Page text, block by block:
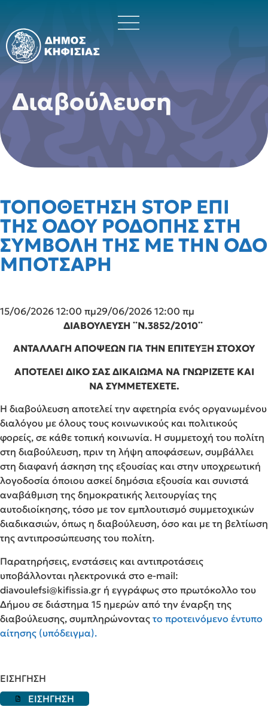
Διαβούλευση
ΤΟΠΟΘΕΤΗΣΗ STOP ΕΠΙ
ΤΗΣ ΟΔΟΥ ΡΟΔΟΠΗΣ ΣΤΗ
ΣΥΜΒΟΛΗ ΤΗΣ ΜΕ ΤΗΝ ΟΔΟ
ΜΠΟΤΣΑΡΗ
15/06/2026 12:00 πμ29/06/2026 12:00 πμ
ΔΙΑΒΟΥΛΕΥΣΗ ¨Ν.3852/2010¨
ΑΝΤΑΛΛΑΓΗ ΑΠΟΨΕΩΝ ΓΙΑ ΤΗΝ ΕΠΙΤΕΥΞΗ ΣΤΟΧΟΥ
ΑΠΟΤΕΛΕΙ ΔΙΚΟ ΣΑΣ ΔΙΚΑΙΩΜΑ ΝΑ ΓΝΩΡΙΖΕΤΕ ΚΑΙ
ΝΑ ΣΥΜΜΕΤΕΧΕΤΕ.
Η διαβούλευση αποτελεί την αφετηρία ενός οργανωμένου
διαλόγου με όλους τους κοινωνικούς και πολιτικούς
φορείς, σε κάθε τοπική κοινωνία. Η συμμετοχή του πολίτη
στη διαβούλευση, πριν τη λήψη αποφάσεων, συμβάλλει
στη διαφανή άσκηση της εξουσίας και στην υποχρεωτική
λογοδοσία όποιου ασκεί δημόσια εξουσία και συνιστά
αναβάθμιση της δημοκρατικής λειτουργίας της
αυτοδιοίκησης, τόσο με τον εμπλουτισμό συμμετοχικών
διαδικασιών, όπως η διαβούλευση, όσο και με τη βελτίωση
της αντιπροσώπευσης του πολίτη.
Παρατηρήσεις, ενστάσεις και αντιπροτάσεις
υποβάλλονται ηλεκτρονικά στο e-mail:
diavoulefsi@kifissia.gr ή εγγράφως στο πρωτόκολλο του
Δήμου σε διάστημα 15 ημερών από την έναρξη της
διαβούλευσης, συμπληρώνοντας το προτεινόμενο έντυπο
αίτησης (υπόδειγμα).
ΕΙΣΗΓΗΣΗ
ΕΙΣΗΓΗΣΗ